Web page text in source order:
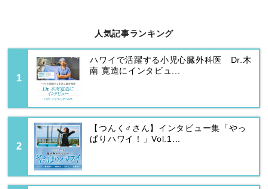
人気記事ランキング
ハワイで活躍する小児心臓外科医 Dr.木
南 寛造にインタビュ...
【つんく♂さん】インタビュー集「やっ
ぱりハワイ！」Vol.1...